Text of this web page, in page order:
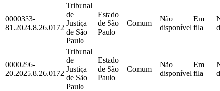
0000333-
81.2024.8.26.0172
Tribunal
de
Justiça
de São
Paulo
Estado
de São
Paulo
Comum
Não
disponível
Em
fila
0000296-
20.2025.8.26.0172
Tribunal
de
Justiça
de São
Paulo
Estado
de São
Paulo
Comum
Não
disponível
Em
fila